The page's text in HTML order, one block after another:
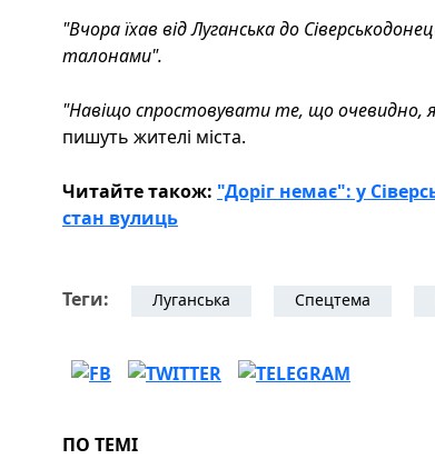
"Вчора їхав від Луганська до
талонами".
"Навіщо спростовувати те, що очевидно,
пишуть жителі міста.
Читайте також: "Доріг немає": у
стан вулиць
Теги: Луганська Спецтема
ПО ТЕМІ